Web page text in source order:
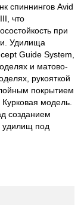
спиннингов Avid
что
при
Удилища
Guide System,
и матово-
рукояткой
покрытием
модель.
созданием
удилищ под